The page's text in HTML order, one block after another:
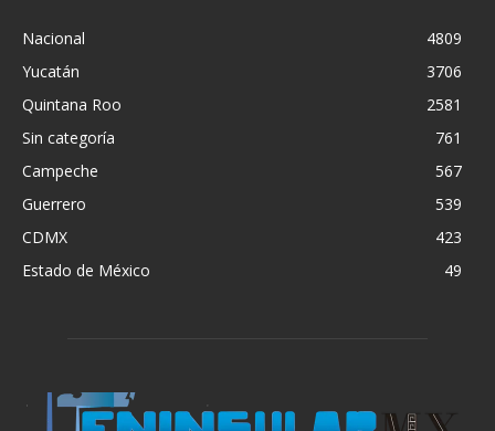
Nacional
4809
Yucatán
3706
Quintana Roo
2581
Sin categoría
761
Campeche
567
Guerrero
539
CDMX
423
Estado de México
49